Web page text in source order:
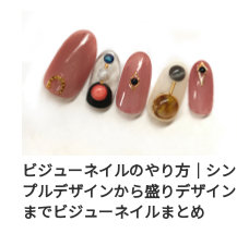
ビジューネイルのやり方｜シン
プルデザインから盛りデザイン
までビジューネイルまとめ